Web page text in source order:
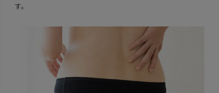
す。